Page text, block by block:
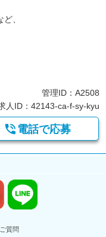
、
管理ID：A2508
人ID：42143-ca-f-sy-kyu
 電話で応募
質問